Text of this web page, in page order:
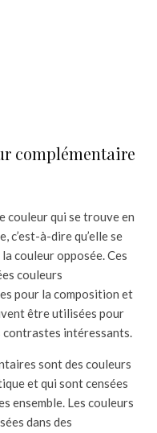
complémentaire
couleur qui se trouve en
c’est-à-dire qu’elle se
couleur opposée. Ces
couleurs
pour la composition et
être utilisées pour
contrastes intéressants.
sont des couleurs
et qui sont censées
ensemble. Les couleurs
dans des